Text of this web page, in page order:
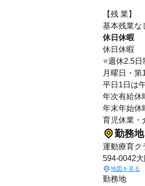
【残 業】
基本残業な
休日休暇
休日休暇
⭐️週休2.5日
月曜日・第
平日1日は
年次有給休
年末年始休
育児休業・
勤務地
運動療育ク
594-0042
地図を見る
勤務地